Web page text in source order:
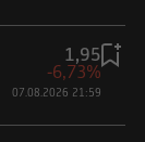
1,95
-6,73%
07.08.2026 21:59